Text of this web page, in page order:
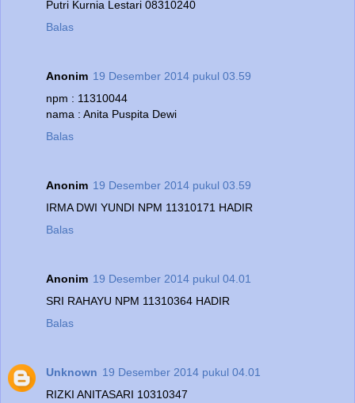
Putri Kurnia Lestari 08310240
Balas
Anonim 19 Desember 2014 pukul 03.59
npm : 11310044
nama : Anita Puspita Dewi
Balas
Anonim 19 Desember 2014 pukul 03.59
IRMA DWI YUNDI NPM 11310171 HADIR
Balas
Anonim 19 Desember 2014 pukul 04.01
SRI RAHAYU NPM 11310364 HADIR
Balas
Unknown 19 Desember 2014 pukul 04.01
RIZKI ANITASARI 10310347